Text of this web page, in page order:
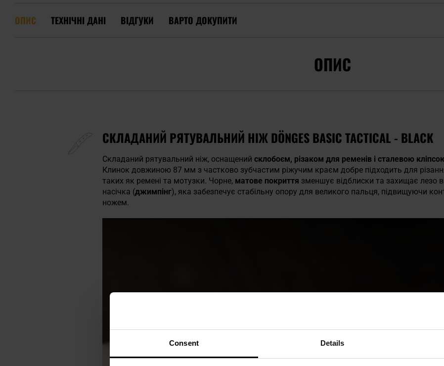
Consent Details
ОПИС ТЕХНІЧНІ ДАНІ ВІДГУКИ ВАРТО ДОКУПИТИ
ОПИС
СКЛАДАНИЙ РЯТУВАЛЬНИЙ НІЖ DÖNGES BASIC TACTICAL - BLACK
Складаний рятувальний ніж, оснащений склобоєм, різаком для ременів і сталевою
Клинок довжиною 87 мм з частково зубчастим ріжучим краєм добре підходить для
таких як ремені та мотузки. Чорне, матове покриття зменшує відблиски та захищає лезо
насічка (джимпінг), яка забезпечує стабільну опору для великого пальця, підвищуючи
ножем.